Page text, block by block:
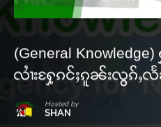
(General
လၢႆးႁႄ့ၵင်ႈၵူၼ်းလွၵ်ႇ
Hosted by
SHAN